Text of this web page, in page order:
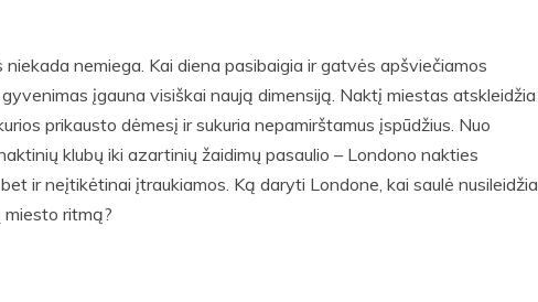
nemiega. Kai diena pasibaigia ir gatvės apšviečiamos
įgauna visiškai naują dimensiją. Naktį miestas atskleidžia
prikausto dėmesį ir sukuria nepamirštamus įspūdžius. Nuo
klubų iki azartinių žaidimų pasaulio – Londono nakties
ir neįtikėtinai įtraukiamos. Ką daryti Londone, kai saulė nusileidžia,
ritmą?